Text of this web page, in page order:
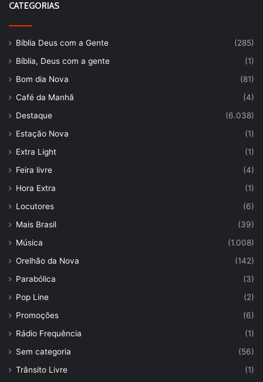
CATEGORIAS
Bíblia Deus com a Gente
(285)
Bíblia, Deus com a gente
(1)
Bom dia Nova
(81)
Café da Manhã
(4)
Destaque
(6.038)
Estação Nova
(1)
Extra Light
(1)
Feira livre
(4)
Hora Extra
(1)
Locutores
(6)
Mais Brasil
(39)
Música
(1.008)
Orelhão da Nova
(142)
Parabólica
(3)
Pop Line
(2)
Promoções
(6)
Rádio Frequência
(1)
Sem categoria
(56)
Trânsito Livre
(1)